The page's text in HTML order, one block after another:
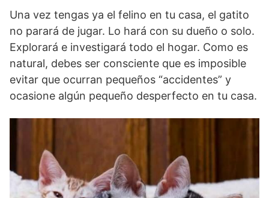
Una vez tengas ya el felino en tu casa, el gatito
no parará de jugar. Lo hará con su dueño o solo.
Explorará e investigará todo el hogar. Como es
natural, debes ser consciente que es imposible
evitar que ocurran pequeños “accidentes” y
ocasione algún pequeño desperfecto en tu casa.